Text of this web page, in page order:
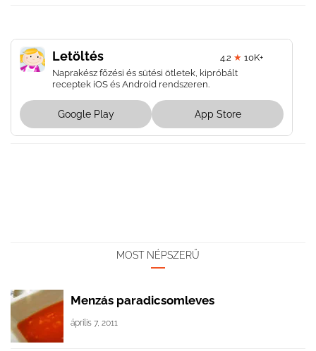
Letöltés 4.2 ★ 10K+
Naprakész főzési és sütési ötletek, kipróbált
receptek iOS és Android rendszeren.
Google Play App Store
MOST NÉPSZERŰ
Menzás paradicsomleves
április 7, 2011